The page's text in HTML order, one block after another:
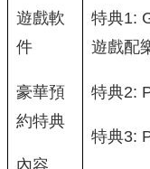
遊戲軟
件
豪華預
約特典
特典1:
遊戲配
特典2:
特典3: